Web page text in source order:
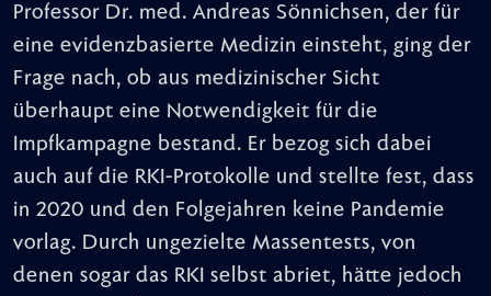
Professor Dr. med. Andreas Sönnichsen, der für
eine evidenzbasierte Medizin einsteht, ging der
Frage nach, ob aus medizinischer Sicht
überhaupt eine Notwendigkeit für die
Impfkampagne bestand. Er bezog sich dabei
auch auf die RKI-Protokolle und stellte fest, dass
in 2020 und den Folgejahren keine Pandemie
vorlag. Durch ungezielte Massentests, von
denen sogar das RKI selbst abriet, hätte jedoch